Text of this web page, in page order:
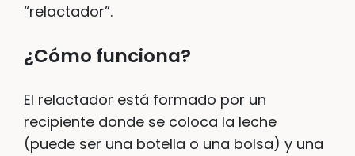
“relactador”.
¿Cómo funciona?
El relactador está formado por un
recipiente donde se coloca la leche
(puede ser una botella o una bolsa) y una